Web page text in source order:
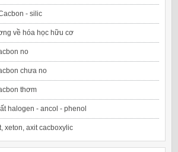
- silic
về hóa học hữu cơ
no
chưa no
thơm
halogen - ancol - phenol
xeton, axit cacboxylic